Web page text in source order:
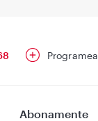
Abonamente